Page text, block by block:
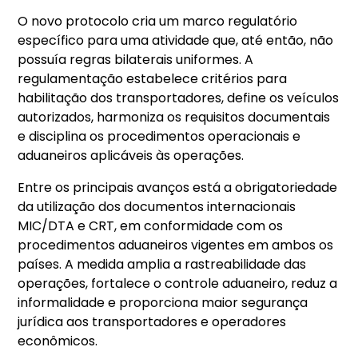
O novo protocolo cria um marco regulatório
específico para uma atividade que, até então, não
possuía regras bilaterais uniformes. A
regulamentação estabelece critérios para
habilitação dos transportadores, define os veículos
autorizados, harmoniza os requisitos documentais
e disciplina os procedimentos operacionais e
aduaneiros aplicáveis às operações.
Entre os principais avanços está a obrigatoriedade
da utilização dos documentos internacionais
MIC/DTA e CRT, em conformidade com os
procedimentos aduaneiros vigentes em ambos os
países. A medida amplia a rastreabilidade das
operações, fortalece o controle aduaneiro, reduz a
informalidade e proporciona maior segurança
jurídica aos transportadores e operadores
econômicos.